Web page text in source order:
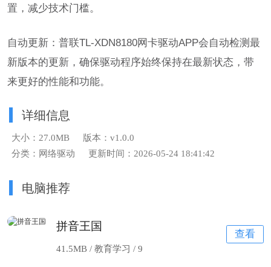
置，减少技术门槛。
自动更新：普联TL-XDN8180网卡驱动APP会自动检测最
新版本的更新，确保驱动程序始终保持在最新状态，带
来更好的性能和功能。
详细信息
大小：27.0MB
版本：v1.0.0
分类：网络驱动
更新时间：2026-05-24 18:41:42
电脑推荐
拼音王国
41.5MB / 教育学习 /9
查看